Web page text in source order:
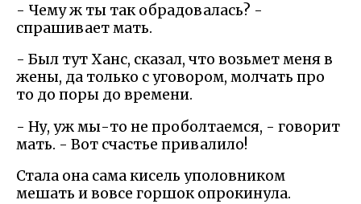
- Чему ж ты так обрадовалась? -
спрашивает мать.
- Был тут Ханс, сказал, что возьмет меня в
жены, да только с уговором, молчать про
то до поры до времени.
- Ну, уж мы-то не проболтаемся, - говорит
мать. - Вот счастье привалило!
Стала она сама кисель уполовником
мешать и вовсе горшок опрокинула.